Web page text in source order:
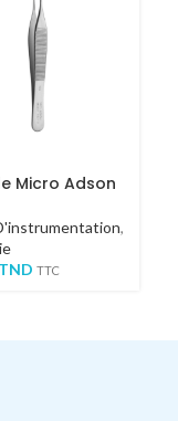
Micro Adson
,
TND TTC